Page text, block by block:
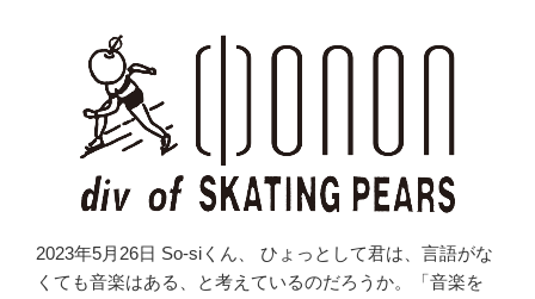
2023年5月26日 So-siくん、 ひょっとして君は、言語がな
くても音楽はある、と考えているのだろうか。「音楽を